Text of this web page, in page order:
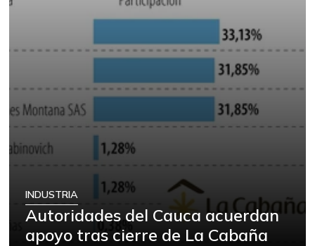
INDUSTRIA
Autoridades del Cauca acuerdan
apoyo tras cierre de La Cabaña